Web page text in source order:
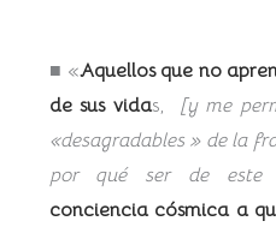
■ «Aquellos que no
de sus vidas,
[y me
«desagradables » de la
por qué ser de este
conciencia cósmica a